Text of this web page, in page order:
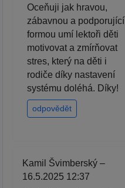
Oceňuji jak hravou,
zábavnou a podporující
formou umí lektoři děti
motivovat a zmírňovat
stres, který na děti i
rodiče díky nastavení
systému doléhá. Díky!
odpovědět
Kamil Švimberský –
16.5.2025 12:37